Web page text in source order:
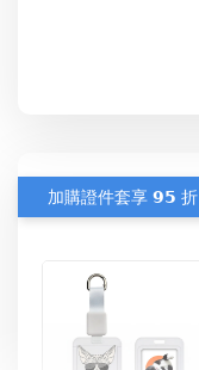
加購證件套享 𝟵𝟱 折